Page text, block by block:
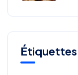
Étiquettes